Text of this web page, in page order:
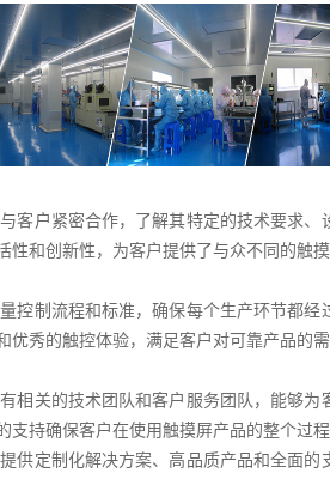
户紧密合作，了解其特定的技术要求
和创新性，为客户提供了与众不同的触摸
制流程和标准，确保每个生产环节都
秀的触控体验，满足客户对可靠产品的需
相关的技术团队和客户服务团队，能够
持确保客户在使用触摸屏产品的整个过
定制化解决方案、高品质产品和全面